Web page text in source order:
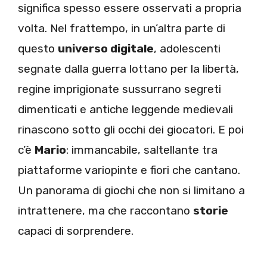
significa spesso essere osservati a propria
volta. Nel frattempo, in un’altra parte di
questo universo digitale, adolescenti
segnate dalla guerra lottano per la libertà,
regine imprigionate sussurrano segreti
dimenticati e antiche leggende medievali
rinascono sotto gli occhi dei giocatori. E poi
c’è Mario: immancabile, saltellante tra
piattaforme variopinte e fiori che cantano.
Un panorama di giochi che non si limitano a
intrattenere, ma che raccontano storie
capaci di sorprendere.